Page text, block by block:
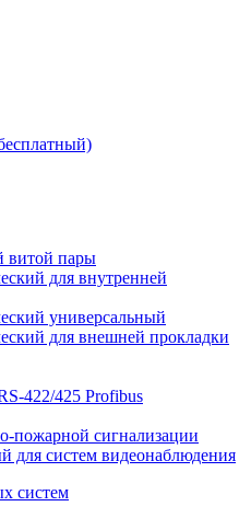
витой пары
для внутренней
универсальный
для внешней прокладки
422/425 Profibus
пожарной сигнализации
для систем видеонаблюдения
систем